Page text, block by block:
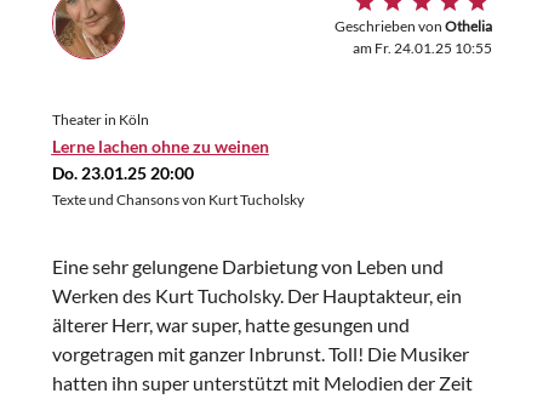
Geschrieben von Othelia
am Fr. 24.01.25 10:55
Theater in Köln
Lerne lachen ohne zu weinen
Do. 23.01.25 20:00
Texte und Chansons von Kurt Tucholsky
Eine sehr gelungene Darbietung von Leben und
Werken des Kurt Tucholsky. Der Hauptakteur, ein
älterer Herr, war super, hatte gesungen und
vorgetragen mit ganzer Inbrunst. Toll! Die Musiker
hatten ihn super unterstützt mit Melodien der Zeit